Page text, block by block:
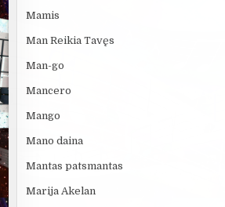
Mamis
Man Reikia Tavęs
Man-go
Mancero
Mango
Mano daina
Mantas patsmantas
Marija Akelan